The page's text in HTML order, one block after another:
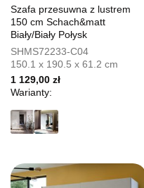
Szafa przesuwna z lustrem
150 cm Schach&matt
Biały/Biały Połysk
SHMS72233-C04
150.1 x 190.5 x 61.2 cm
1 129,00 zł
Warianty: